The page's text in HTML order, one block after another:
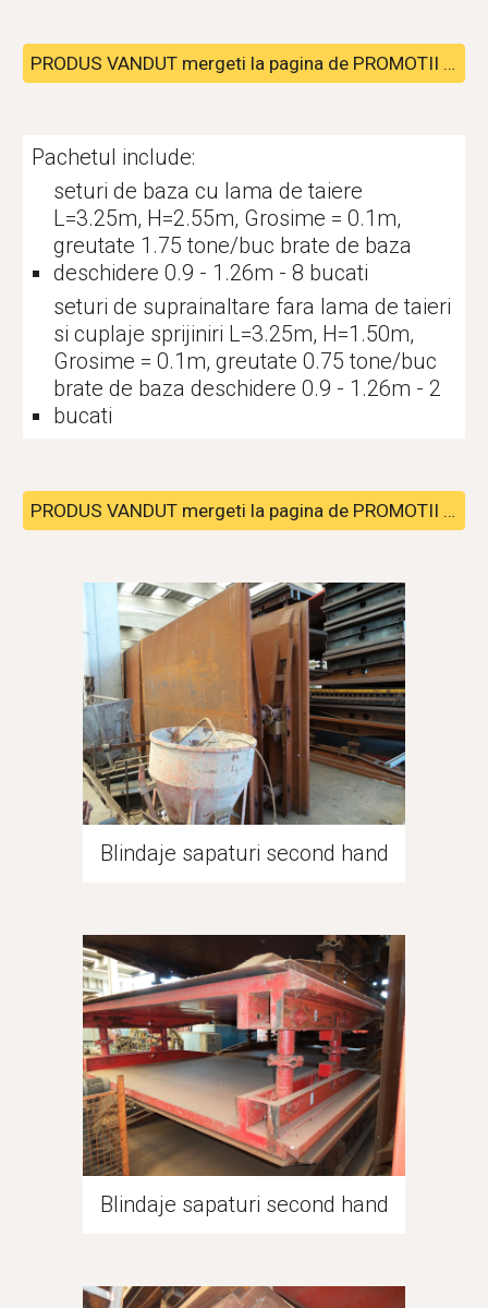
PRODUS VANDUT mergeti la pagina de PROMOTII pentru alte pachete disponibile
Pachetul include:
seturi de baza cu lama de taiere
L=3.25m, H=2.55m, Grosime = 0.1m,
greutate 1.75 tone/buc brate de baza
deschidere 0.9 - 1.26m - 8 bucati
seturi de suprainaltare fara lama de taieri
si cuplaje sprijiniri L=3.25m, H=1.50m,
Grosime = 0.1m, greutate 0.75 tone/buc
brate de baza deschidere 0.9 - 1.26m - 2
bucati
PRODUS VANDUT mergeti la pagina de PROMOTII pentru alte pachete disponibile
Blindaje sapaturi second hand
Blindaje sapaturi second hand